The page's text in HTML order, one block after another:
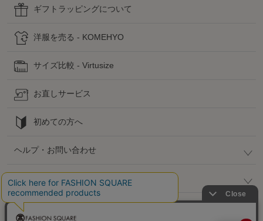
ギフトラッピングについて
洋服を売る - KOMEHYO
サイズ比較 - Virtusize
お直しサービス
初めての方へ
ヘルプ・お問い合わせ
高島屋でのお買い物
公式SNS